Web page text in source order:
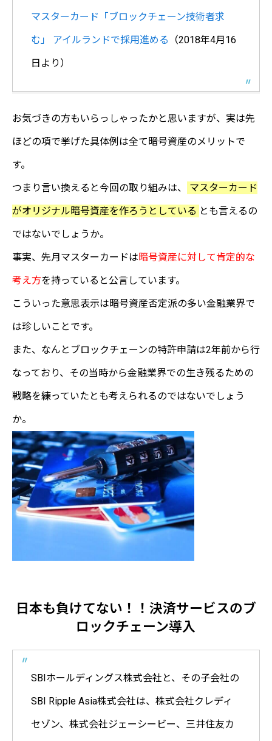
マスターカード「ブロックチェーン技術者求
む」 アイルランドで採用進める
（2018年4月16
日より）
お気づきの方もいらっしゃったかと思いますが、実は先
ほどの項で挙げた具体例は全て暗号資産のメリットで
す。
つまり言い換えると今回の取り組みは、
マスターカード
がオリジナル暗号資産を作ろうとしている とも言えるの
ではないでしょうか。
事実、先月マスターカードは暗号資産に対して肯定的な
考え方を持っていると公言しています。
こういった意思表示は暗号資産否定派の多い金融業界で
は珍しいことです。
また、なんとブロックチェーンの特許申請は2年前から行
なっており、その当時から金融業界での生き残るための
戦略を練っていたとも考えられるのではないでしょう
か。
日本も負けてない！！決済サービスのブ
ロックチェーン導入
SBIホールディングス株式会社と、その子会社の
SBI Ripple Asia株式会社は、株式会社クレディ
セゾン、株式会社ジェーシービー、三井住友カ